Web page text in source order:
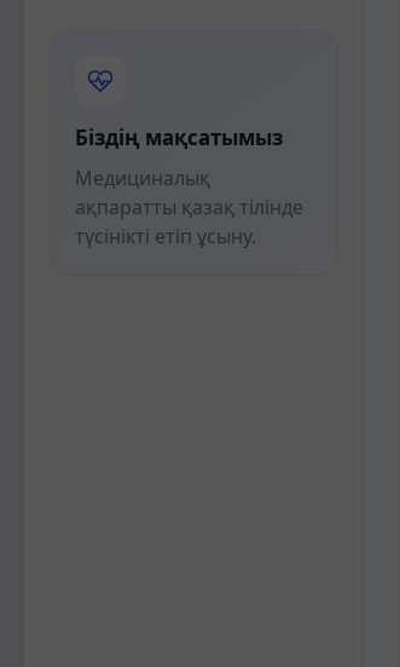
Біздің мақсатымыз
Медициналық
ақпаратты қазақ тілінде
түсінікті етіп ұсыну.